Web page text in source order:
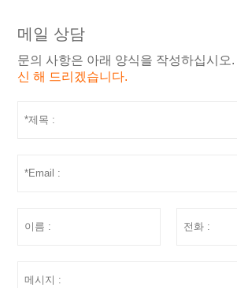
메일 상담
문의 사항은 아래 양식을 작성하십시오.
신 해 드리겠습니다.